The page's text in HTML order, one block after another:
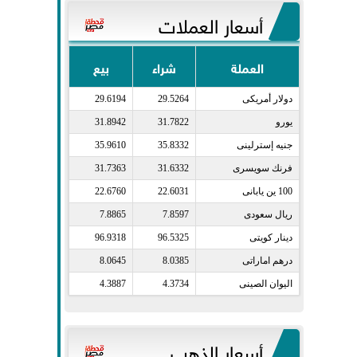
أسعار العملات
العملة شراء بيع
دولار أمريكى​ 29.5264
29.6194
يورو​ 31.7822
31.8942
جنيه إسترلينى​ 35.8332
35.9610
فرنك سويسرى​ 31.6332
31.7363
100 ين يابانى​ 22.6031
22.6760
ريال سعودى​ 7.8597
7.8865
دينار كويتى​ 96.5325
96.9318
درهم اماراتى​ 8.0385
8.0645
اليوان الصينى​ 4.3734
4.3887
أسعار الذهب